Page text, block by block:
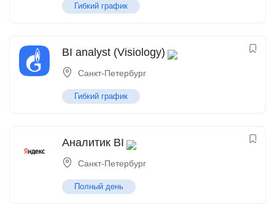
Гибкий график
BI analyst (Visiology)
Санкт-Петербург
Гибкий график
Аналитик BI
Санкт-Петербург
Полный день